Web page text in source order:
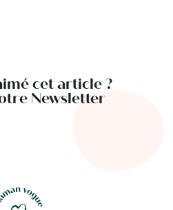
cet article ?
Newsletter